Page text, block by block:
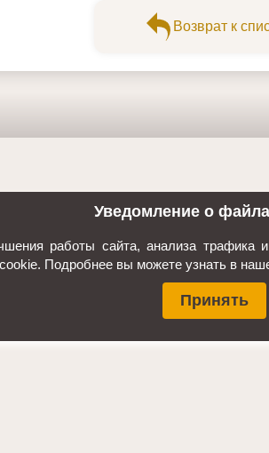
Уведомление о
работы сайта, анализа трафика и
Подробнее вы можете узнать в
Принять
Возврат к